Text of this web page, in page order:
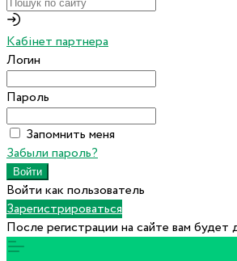
Кабінет партнера
Логин
Пароль
Запомнить меня
Забыли пароль?
Войти как пользователь
Зарегистрироваться
После регистрации на сайте вам